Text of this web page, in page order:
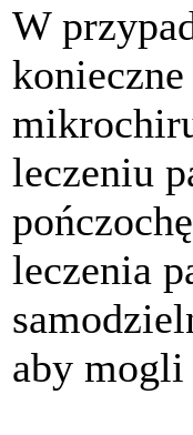
W
leczeniu
leczenia
aby